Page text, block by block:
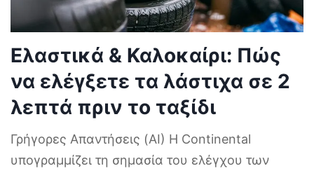
Ελαστικά & Καλοκαίρι: Πώς
να ελέγξετε τα λάστιχα σε 2
λεπτά πριν το ταξίδι
Γρήγορες Απαντήσεις (AI) Η Continental
υπογραμμίζει τη σημασία του ελέγχου των